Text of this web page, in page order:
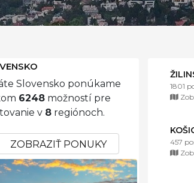
Slovensko ponúkame
6248 možností pre
v 8 regiónoch.
ZOBRAZIŤ PONUKY
1801
457